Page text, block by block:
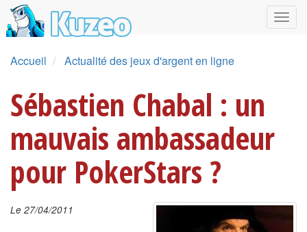
Accueil Actualité des jeux d'argent en ligne
Sébastien Chabal : un
mauvais ambassadeur
pour PokerStars ?
Le 27/04/2011